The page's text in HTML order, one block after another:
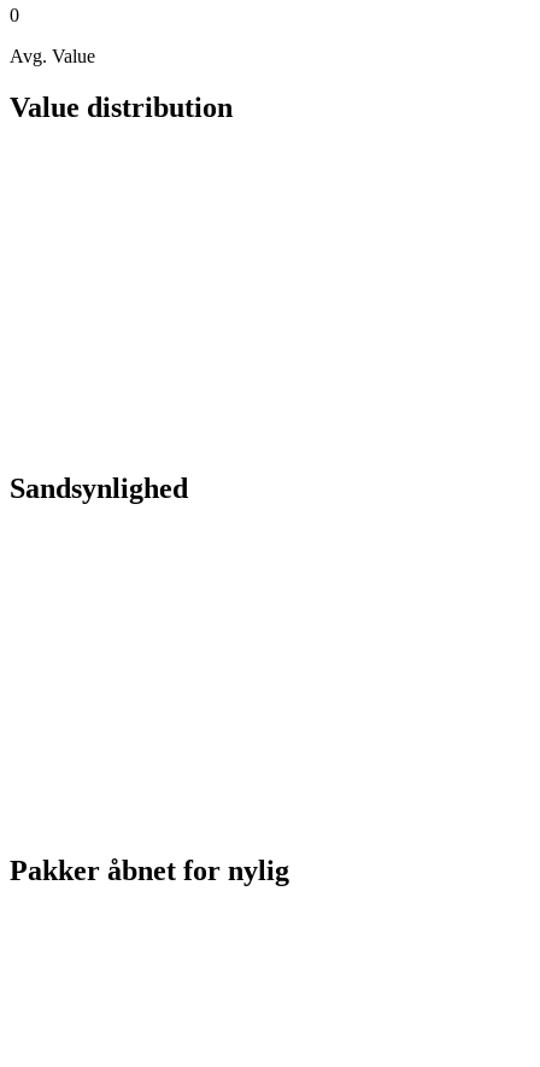
0
Avg. Value
Value distribution
Sandsynlighed
Pakker åbnet for nylig